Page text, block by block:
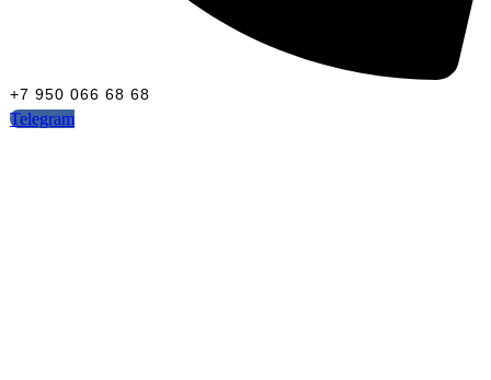
+7 950 066 68 68
Telegram